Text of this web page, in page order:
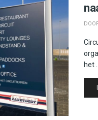
het ...